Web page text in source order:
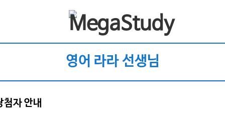
영어 라라 선생님
자 안내